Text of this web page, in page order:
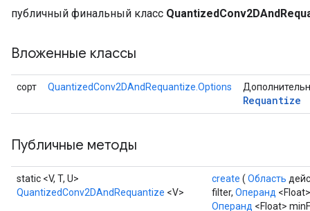
публичный финальный класс
Вложенные классы
сорт QuantizedConv2DAndRequantize.Options
Requantize
Публичные методы
static <V, T, U>
QuantizedConv2DAndRequantize <V>
create ( Область
filter, Операнд
Операнд <Float>